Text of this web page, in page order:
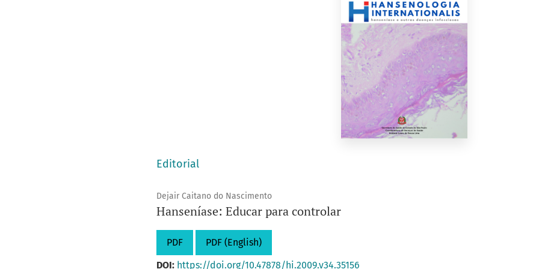
Editorial
Dejair Caitano do Nascimento
Hanseníase: Educar para controlar
PDF
PDF (English)
DOI: https://doi.org/10.47878/hi.2009.v34.35156